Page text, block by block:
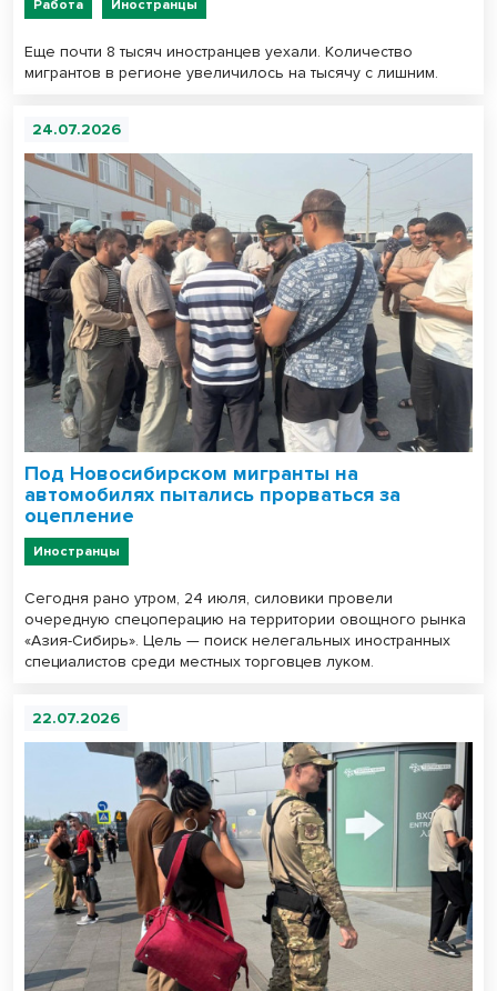
Работа Иностранцы
Еще почти 8 тысяч иностранцев уехали. Количество
мигрантов в регионе увеличилось на тысячу с лишним.
24.07.2026
Под Новосибирском мигранты на
автомобилях пытались прорваться за
оцепление
Иностранцы
Сегодня рано утром, 24 июля, силовики провели
очередную спецоперацию на территории овощного рынка
«Азия-Сибирь». Цель — поиск нелегальных иностранных
специалистов среди местных торговцев луком.
22.07.2026